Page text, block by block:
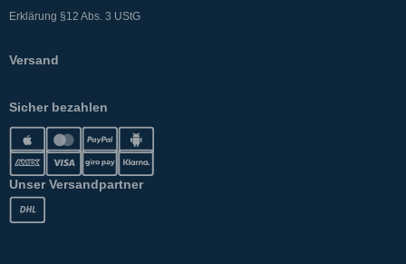
Erklärung §12 Abs. 3 UStG
Versand
Sicher bezahlen
Unser Versandpartner